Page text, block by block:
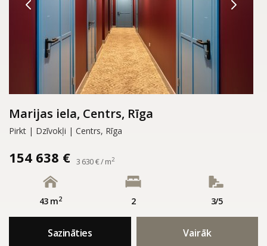
Marijas iela, Centrs, Rīga
Pirkt | Dzīvokļi | Centrs, Rīga
154 638 € 3 630 € / m2
43 m2 2 3/5
Sazināties Vairāk